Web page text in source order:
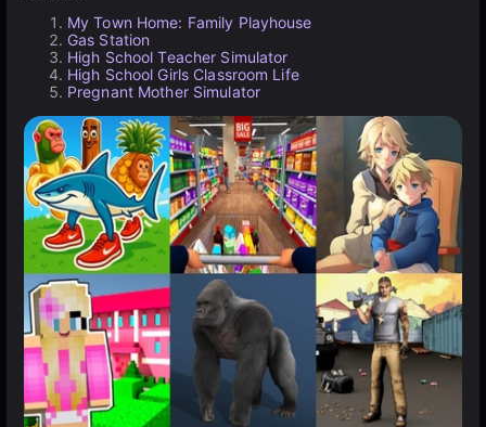
My Town Home: Family Playhouse
Gas Station
High School Teacher Simulator
High School Girls Classroom Life
Pregnant Mother Simulator